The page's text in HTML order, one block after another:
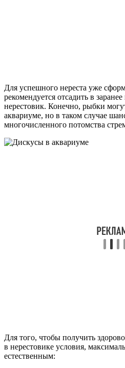
Для успешного нереста уже
рекомендуется отсадить в
нерестовик. Конечно, рыбки
аквариуме, но в таком случае
многочисленного потомства
Для того, чтобы получить
в нерестовике условия,
естественным: